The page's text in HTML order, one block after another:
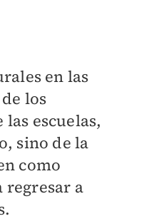
en las
los
escuelas,
sino de la
como
a